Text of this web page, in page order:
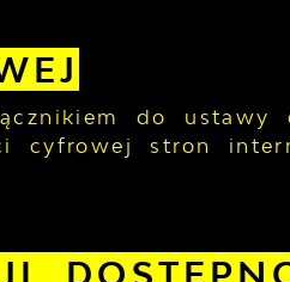
do ustawy
cyfrowej stron